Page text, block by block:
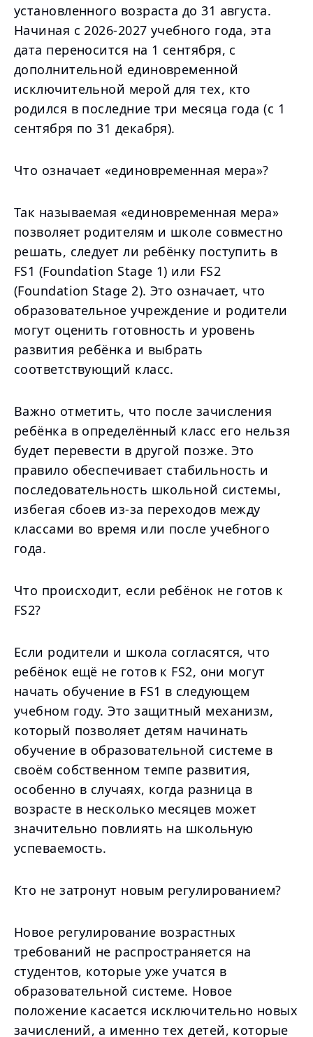
установленного возраста до 31 августа.
Начиная с 2026-2027 учебного года, эта
дата переносится на 1 сентября, с
дополнительной единовременной
исключительной мерой для тех, кто
родился в последние три месяца года (с 1
сентября по 31 декабря).
Что означает «единовременная мера»?
Так называемая «единовременная мера»
позволяет родителям и школе совместно
решать, следует ли ребёнку поступить в
FS1 (Foundation Stage 1) или FS2
(Foundation Stage 2). Это означает, что
образовательное учреждение и родители
могут оценить готовность и уровень
развития ребёнка и выбрать
соответствующий класс.
Важно отметить, что после зачисления
ребёнка в определённый класс его нельзя
будет перевести в другой позже. Это
правило обеспечивает стабильность и
последовательность школьной системы,
избегая сбоев из-за переходов между
классами во время или после учебного
года.
Что происходит, если ребёнок не готов к
FS2?
Если родители и школа согласятся, что
ребёнок ещё не готов к FS2, они могут
начать обучение в FS1 в следующем
учебном году. Это защитный механизм,
который позволяет детям начинать
обучение в образовательной системе в
своём собственном темпе развития,
особенно в случаях, когда разница в
возрасте в несколько месяцев может
значительно повлиять на школьную
успеваемость.
Кто не затронут новым регулированием?
Новое регулирование возрастных
требований не распространяется на
студентов, которые уже учатся в
образовательной системе. Новое
положение касается исключительно новых
зачислений, а именно тех детей, которые